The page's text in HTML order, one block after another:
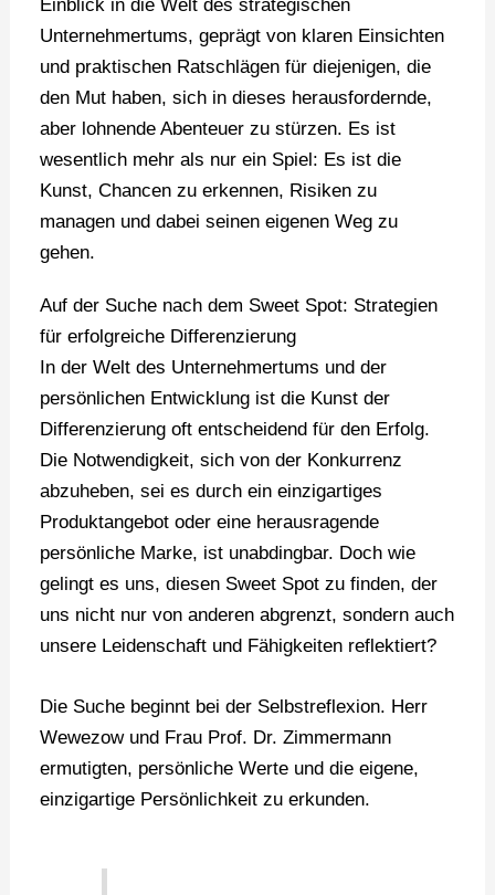
Einblick in die Welt des strategischen
Unternehmertums, geprägt von klaren Einsichten
und praktischen Ratschlägen für diejenigen, die
den Mut haben, sich in dieses herausfordernde,
aber lohnende Abenteuer zu stürzen. Es ist
wesentlich mehr als nur ein Spiel: Es ist die
Kunst, Chancen zu erkennen, Risiken zu
managen und dabei seinen eigenen Weg zu
gehen.
Auf der Suche nach dem Sweet Spot: Strategien
für erfolgreiche Differenzierung
In der Welt des Unternehmertums und der
persönlichen Entwicklung ist die Kunst der
Differenzierung oft entscheidend für den Erfolg.
Die Notwendigkeit, sich von der Konkurrenz
abzuheben, sei es durch ein einzigartiges
Produktangebot oder eine herausragende
persönliche Marke, ist unabdingbar. Doch wie
gelingt es uns, diesen Sweet Spot zu finden, der
uns nicht nur von anderen abgrenzt, sondern auch
unsere Leidenschaft und Fähigkeiten reflektiert?
Die Suche beginnt bei der Selbstreflexion. Herr
Wewezow und Frau Prof. Dr. Zimmermann
ermutigten, persönliche Werte und die eigene,
einzigartige Persönlichkeit zu erkunden.